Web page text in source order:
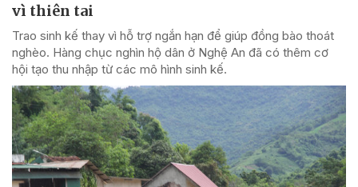
vì thiên tai
Trao sinh kế thay vì hỗ trợ ngắn hạn để giúp đồng bào thoát
nghèo. Hàng chục nghìn hộ dân ở Nghệ An đã có thêm cơ
hội tạo thu nhập từ các mô hình sinh kế.